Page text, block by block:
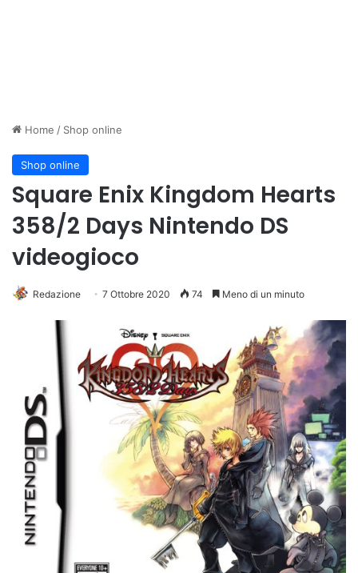
Home / Shop online
Shop online
Square Enix Kingdom Hearts
358/2 Days Nintendo DS
videogioco
Redazione 7 Ottobre 2020 74 Meno di un minuto